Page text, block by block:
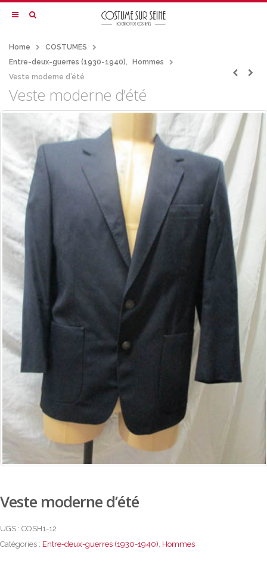
Home
COSTUMES
Entre-deux-guerres (1930-1940),
Hommes
Veste moderne d’été
Veste moderne d’été
Veste moderne d’été
UGS : COSH1-12
Catégories : Entre-deux-guerres (1930-1940), Hommes